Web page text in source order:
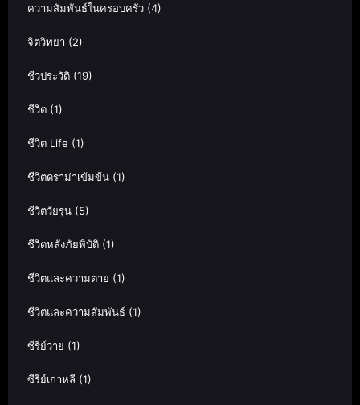
ความสัมพันธ์ในครอบครัว (4)
จิตวิทยา (2)
ชีวประวัติ (19)
ชีวิต (1)
ชีวิต Life (1)
ชีวิตดราม่าเข้มข้น (1)
ชีวิตวัยรุ่น (5)
ชีวิตหลังภัยพิบัติ (1)
ชีวิตและความตาย (1)
ชีวิตและความสัมพันธ์ (1)
ซีรี่ย์วาย (1)
ซีรี่ย์เกาหลี (1)